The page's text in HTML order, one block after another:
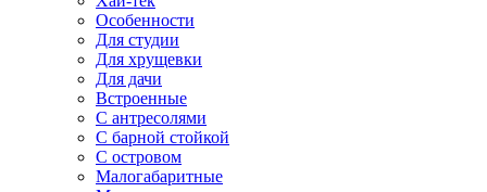
Особенности
Для студии
Для хрущевки
Для дачи
Встроенные
С антресолями
С барной стойкой
С островом
Малогабаритные